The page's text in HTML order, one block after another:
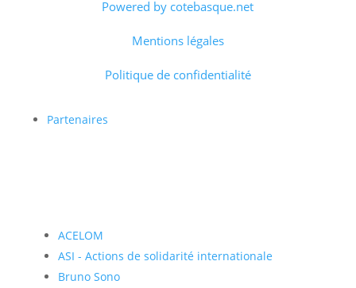
Powered by cotebasque.net
Mentions légales
Politique de confidentialité
Partenaires
ACELOM
ASI - Actions de solidarité internationale
Bruno Sono